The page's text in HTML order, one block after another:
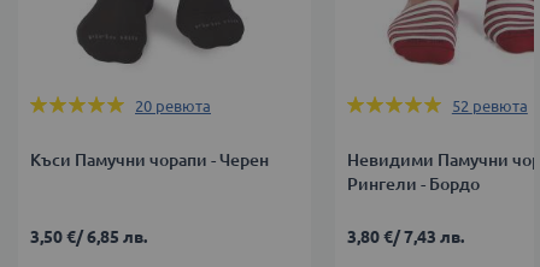
Оценка:
20 ревюта
Къси Памучни чорапи - Черен
3,50 €/6,85 лв.
Оценка:
52 ревюта
Невидими Памучни
Рингели - Бордо
3,80 €/7,43 лв.